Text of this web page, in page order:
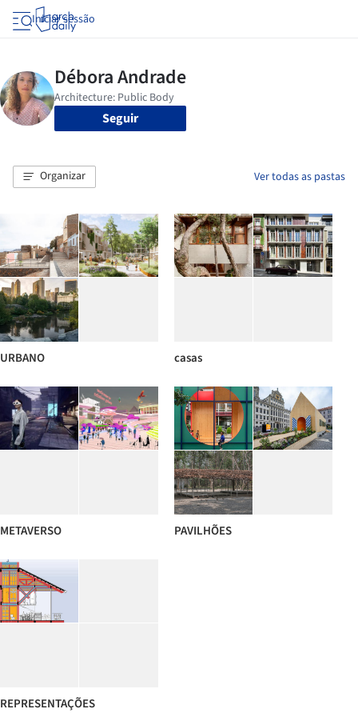
Iniciar sessão
Seguir
Organizar Ver todas as pastas
URBANO casas
METAVERSO PAVILHÕES
REPRESENTAÇÕES